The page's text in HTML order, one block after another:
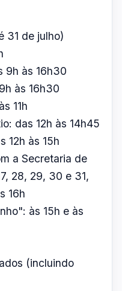
31 de julho)
9h às 16h30
às 16h30
11h
das 12h às 14h45
12h às 15h
a Secretaria de
28, 29, 30 e 31,
16h
às 15h e às
(incluindo